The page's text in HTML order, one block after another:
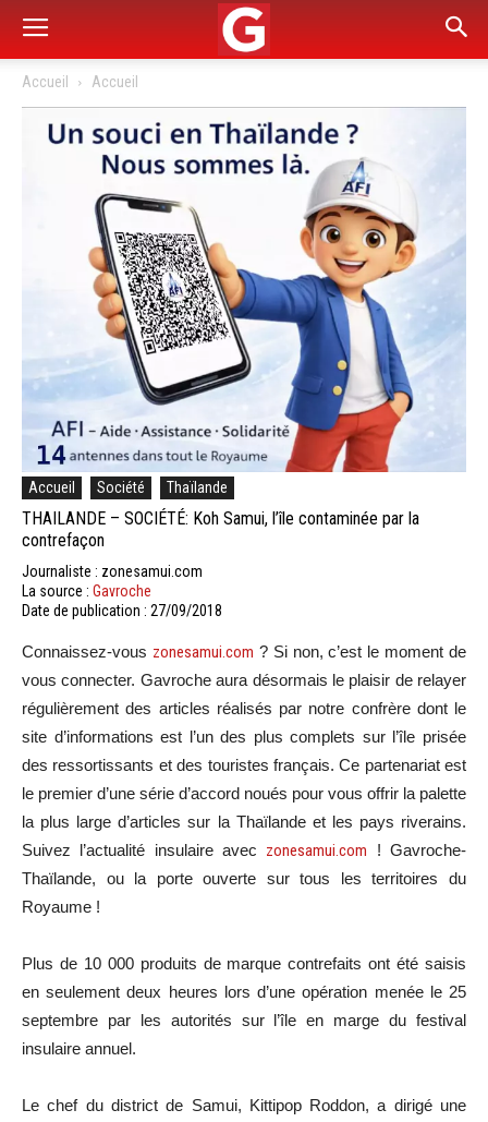
Accueil Accueil
Accueil Société Thaïlande
THAILANDE – SOCIÉTÉ: Koh Samui, l’île contaminée par la
contrefaçon
Journaliste : zonesamui.com
La source : Gavroche
Date de publication : 27/09/2018
Connaissez-vous zonesamui.com ? Si non, c’est le moment de
vous connecter. Gavroche aura désormais le plaisir de relayer
régulièrement des articles réalisés par notre confrère dont le
site d’informations est l’un des plus complets sur l’île prisée
des ressortissants et des touristes français. Ce partenariat est
le premier d’une série d’accord noués pour vous offrir la palette
la plus large d’articles sur la Thaïlande et les pays riverains.
Suivez l’actualité insulaire avec zonesamui.com ! Gavroche-
Thaïlande, ou la porte ouverte sur tous les territoires du
Royaume !
Plus de 10 000 produits de marque contrefaits ont été saisis
en seulement deux heures lors d’une opération menée le 25
septembre par les autorités sur l’île en marge du festival
insulaire annuel.
Le chef du district de Samui, Kittipop Roddon, a dirigé une